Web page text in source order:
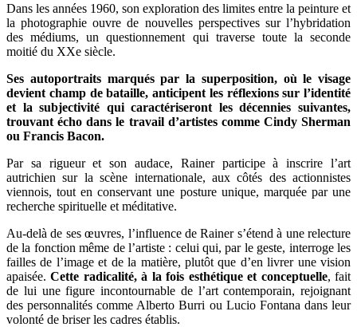
Dans les années 1960, son exploration des limites entre la peinture et
la photographie ouvre de nouvelles perspectives sur l’hybridation
des médiums, un questionnement qui traverse toute la seconde
moitié du XXe siècle.
Ses autoportraits marqués par la superposition, où le visage
devient champ de bataille, anticipent les réflexions sur l’identité
et la subjectivité qui caractériseront les décennies suivantes,
trouvant écho dans le travail d’artistes comme Cindy Sherman
ou Francis Bacon.
Par sa rigueur et son audace, Rainer participe à inscrire l’art
autrichien sur la scène internationale, aux côtés des actionnistes
viennois, tout en conservant une posture unique, marquée par une
recherche spirituelle et méditative.
Au-delà de ses œuvres, l’influence de Rainer s’étend à une relecture
de la fonction même de l’artiste : celui qui, par le geste, interroge les
failles de l’image et de la matière, plutôt que d’en livrer une vision
apaisée.Cette radicalité, à la fois esthétique et conceptuelle, fait
de lui une figure incontournable de l’art contemporain, rejoignant
des personnalités comme Alberto Burri ou Lucio Fontana dans leur
volonté de briser les cadres établis.